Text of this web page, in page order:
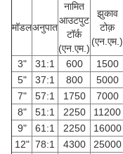
मॉडलअनुपात
नामित
आउटपुट
टॉर्क
(एन.एम.)
झुकाव
टोक़
(एन.एम.)
3" 31:1 600 1500
5"
37:1 800 5000
7"
57:1 1750 7000
8"
51:1 2250 11200
9"
61:1 2250 16000
12" 78:1 4300 25000